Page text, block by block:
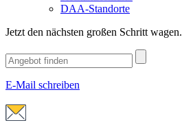
DAA-Standorte
Jetzt den nächsten großen Schritt wagen.
E-Mail schreiben